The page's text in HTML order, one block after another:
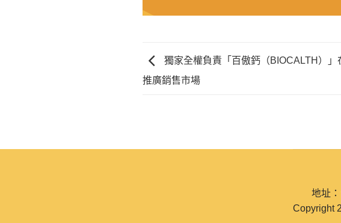
獨家全權負責「百傲鈣（BIOCALTH）」
推廣銷售市場
地址
Copyright